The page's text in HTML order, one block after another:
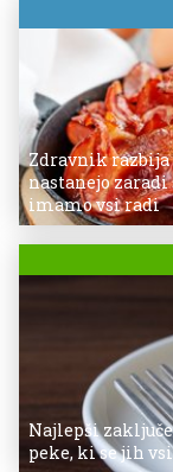
Zdravnik razbija
nastanejo
imamo vsi radi
Najlepši
peke, ki se jih